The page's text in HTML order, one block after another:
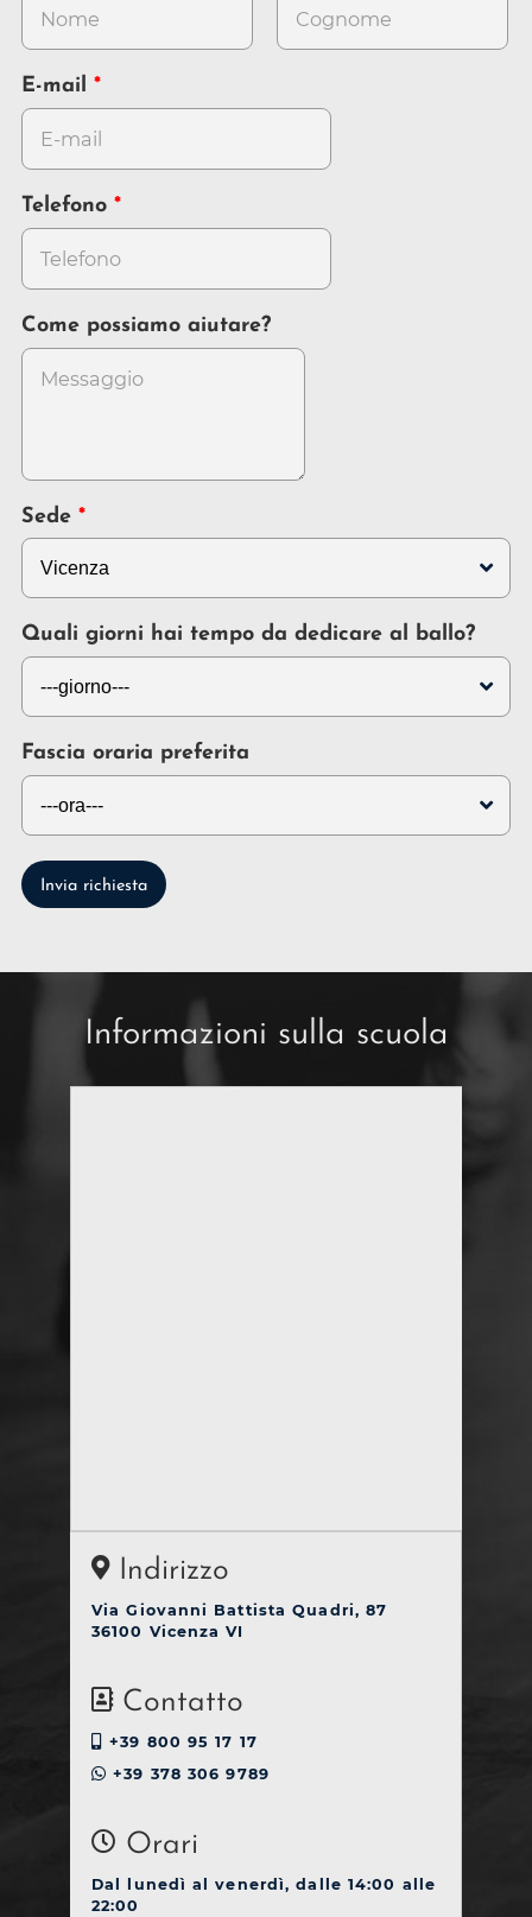
E-mail
Telefono
Come possiamo aiutare?
Sede
Quali giorni hai tempo da dedicare al ballo?
Fascia oraria preferita
Invia richiesta
Informazioni sulla scuola
Indirizzo
Via Giovanni Battista Quadri, 87
36100 Vicenza VI
Contatto
+39 800 95 17 17
+39 378 306 9789
Orari
Dal lunedì al venerdì, dalle 14:00 alle
22:00